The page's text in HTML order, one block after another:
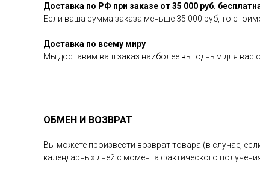
Доставка по РФ при заказе от 35 000 руб.
Если ваша сумма заказа меньше 35 000 руб, то
Доставка по всему миру
Мы доставим ваш заказ наиболее выгодным для вас
ОБМЕН И ВОЗВРАТ
Вы можете произвести возврат товара (в случае,
календарных дней с момента фактического